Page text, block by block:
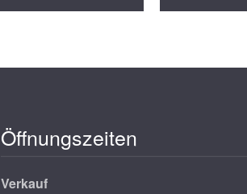
Öffnungszeiten
Verkauf